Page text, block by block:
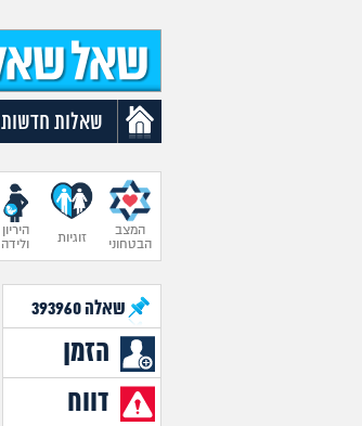
שאלות חדשות
המצב
הבטחוני
זוגיות
היריון
ולידה
שאלה393960
הזמן
דווח